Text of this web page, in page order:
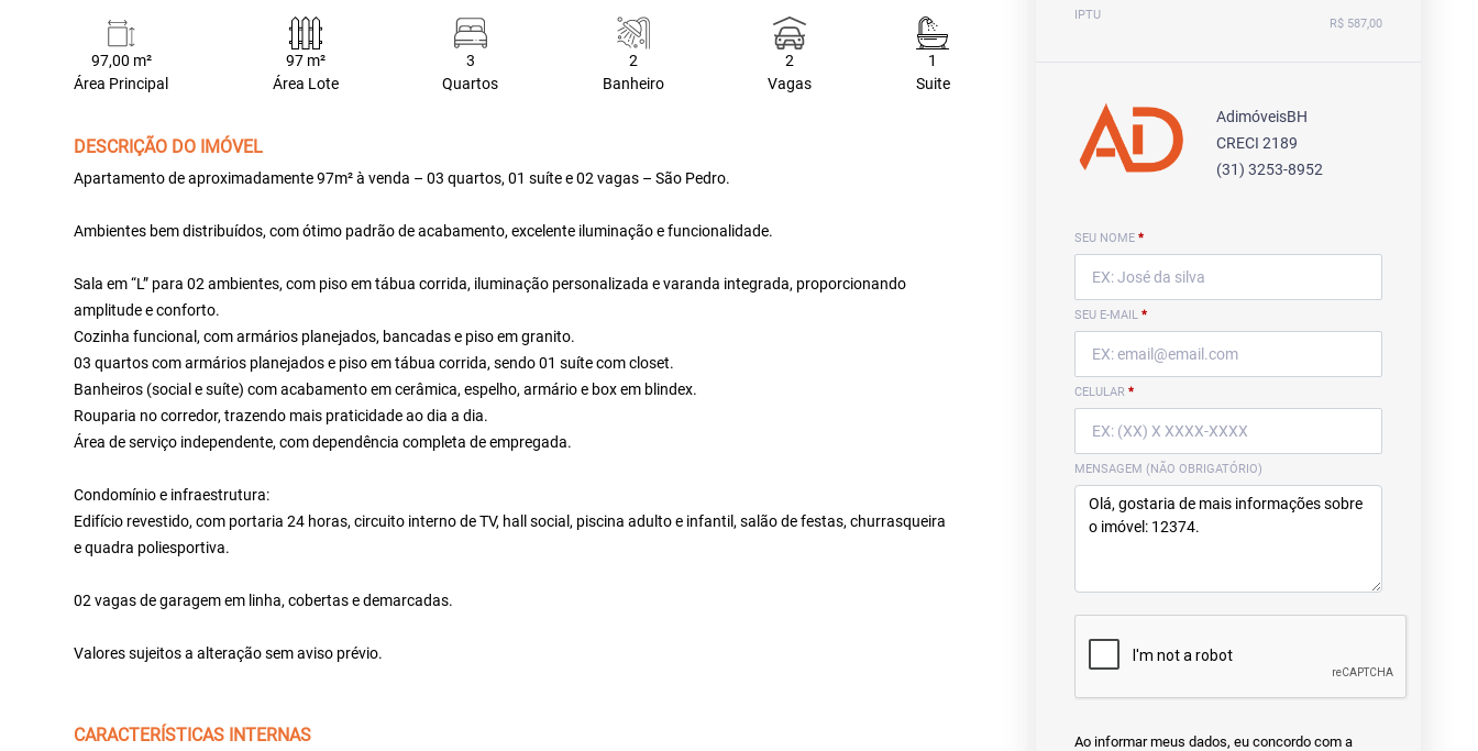
97,00 m²
Área Principal
97 m²
Área Lote
3
Quartos
2
Banheiro
2
Vagas
1
Suite
DESCRIÇÃO DO IMÓVEL
Apartamento de aproximadamente 97m² à venda – 03 quartos, 01 suíte e 02 vagas – São Pedro.
Ambientes bem distribuídos, com ótimo padrão de acabamento, excelente iluminação e funcionalidade.
Sala em “L” para 02 ambientes, com piso em tábua corrida, iluminação personalizada e varanda integrada, proporcionando
amplitude e conforto.
Cozinha funcional, com armários planejados, bancadas e piso em granito.
03 quartos com armários planejados e piso em tábua corrida, sendo 01 suíte com closet.
Banheiros (social e suíte) com acabamento em cerâmica, espelho, armário e box em blindex.
Rouparia no corredor, trazendo mais praticidade ao dia a dia.
Área de serviço independente, com dependência completa de empregada.
Condomínio e infraestrutura:
Edifício revestido, com portaria 24 horas, circuito interno de TV, hall social, piscina adulto e infantil, salão de festas, churrasqueira
e quadra poliesportiva.
02 vagas de garagem em linha, cobertas e demarcadas.
Valores sujeitos a alteração sem aviso prévio.
CARACTERÍSTICAS INTERNAS
IPTU
R$ 587,00
AdimóveisBH
CRECI 2189
(31) 3253-8952
SEU NOME *
SEU E-MAIL *
CELULAR *
MENSAGEM (NÃO OBRIGATÓRIO)
Ao informar meus dados, eu concordo com a